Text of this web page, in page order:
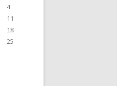
4
11
18
25